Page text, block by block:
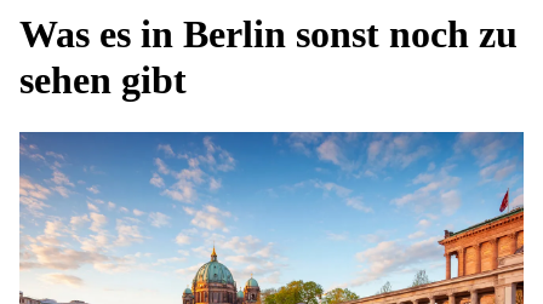
Was es in Berlin sonst noch zu
sehen gibt